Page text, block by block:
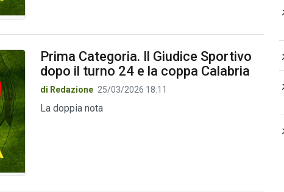
Prima Categoria. Il Giudice Sportivo
dopo il turno 24 e la coppa Calabria
di Redazione 25/03/2026 18:11
La doppia nota